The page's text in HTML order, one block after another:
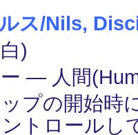
ス/Nils,
)
― 人間
プの開始時
トロールし